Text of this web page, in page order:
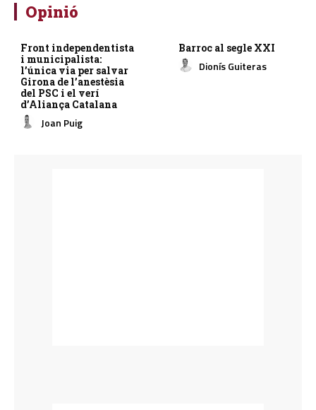
Opinió
Front independentista
i municipalista:
l’única via per salvar
Girona de l’anestèsia
del PSC i el verí
d’Aliança Catalana
Joan Puig
Barroc al segle XXI
Dionís Guiteras